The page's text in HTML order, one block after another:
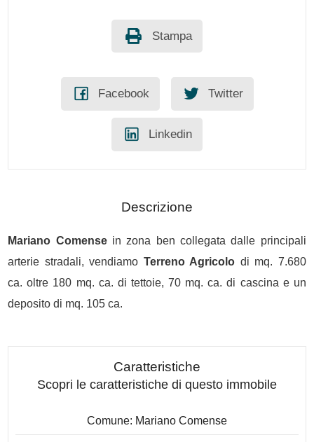
Stampa
Facebook Twitter
Linkedin
Descrizione
Mariano Comensein zona ben collegata dalle principali
arterie stradali, vendiamo Terreno Agricolo di mq. 7.680
ca. oltre 180 mq. ca. di tettoie, 70 mq. ca. di cascina e un
deposito di mq. 105 ca.
Caratteristiche
Scopri le caratteristiche di questo immobile
Comune: Mariano Comense